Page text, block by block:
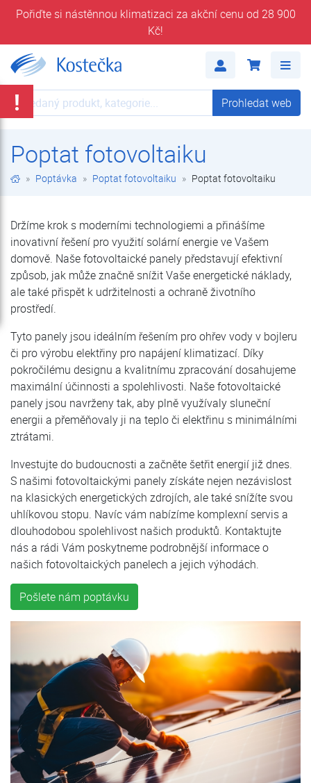
Pořiďte si nástěnnou klimatizaci za akční cenu od 28 900
Kč!
Prohledat web Prohledat web
Poptat fotovoltaiku
Poptávka Poptat fotovoltaiku Poptat fotovoltaiku
Držíme krok s moderními technologiemi a přinášíme
inovativní řešení pro využití solární energie ve Vašem
domově. Naše fotovoltaické panely představují efektivní
způsob, jak může značně snížit Vaše energetické náklady,
ale také přispět k udržitelnosti a ochraně životního
prostředí.
Tyto panely jsou ideálním řešením pro ohřev vody v bojleru
či pro výrobu elektřiny pro napájení klimatizací. Díky
pokročilému designu a kvalitnímu zpracování dosahujeme
maximální účinnosti a spolehlivosti. Naše fotovoltaické
panely jsou navrženy tak, aby plně využívaly sluneční
energii a přeměňovaly ji na teplo či elektřinu s minimálními
ztrátami.
Investujte do budoucnosti a začněte šetřit energií již dnes.
S našimi fotovoltaickými panely získáte nejen nezávislost
na klasických energetických zdrojích, ale také snížíte svou
uhlíkovou stopu. Navíc vám nabízíme komplexní servis a
dlouhodobou spolehlivost našich produktů. Kontaktujte
nás a rádi Vám poskytneme podrobnější informace o
našich fotovoltaických panelech a jejich výhodách.
Pošlete nám poptávku
!